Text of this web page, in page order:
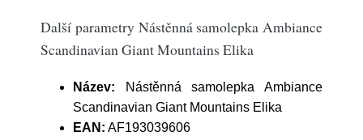
Další parametry Nástěnná samolepka Ambiance
Scandinavian Giant Mountains Elika
Název: Nástěnná samolepka Ambiance
Scandinavian Giant Mountains Elika
EAN: AF193039606